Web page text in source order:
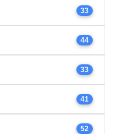
33
44
33
41
52